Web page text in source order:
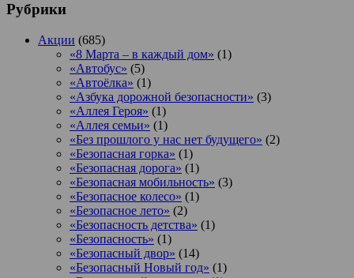
Рубрики
Акции (685)
«8 Марта – в каждый дом» (1)
«Автобус» (5)
«Автоёлка» (1)
«Азбука дорожной безопасности» (3)
«Аллея Героя» (1)
«Аллея семьи» (1)
«Без прошлого у нас нет будущего» (2)
«Безопасная горка» (1)
«Безопасная дорога» (1)
«Безопасная мобильность» (3)
«Безопасное колесо» (1)
«Безопасное лето» (2)
«Безопасность детства» (1)
«Безопасность» (1)
«Безопасный двор» (14)
«Безопасный Новый год» (1)